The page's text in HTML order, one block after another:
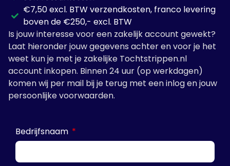
€7,50 excl. BTW verzendkosten, franco levering
boven de €250,- excl. BTW
Is jouw interesse voor een zakelijk account gewekt?
Laat hieronder jouw gegevens achter en voor je het
weet kun je met je zakelijke Tochtstrippen.nl
account inkopen. Binnen 24 uur (op werkdagen)
komen wij per mail bij je terug met een inlog en jouw
persoonlijke voorwaarden.
Bedrijfsnaam